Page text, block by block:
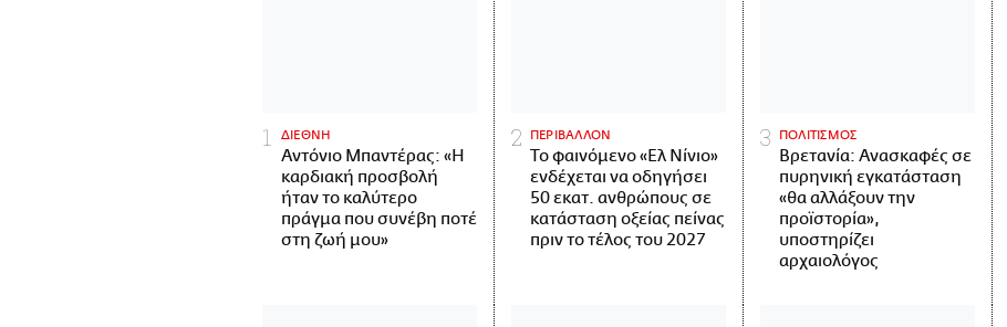
ΔΙΕΘΝΗ
Αντόνιο Μπαντέρας: «Η
καρδιακή προσβολή
ήταν το καλύτερο
πράγμα που συνέβη ποτέ
στη ζωή μου»
ΠΕΡΙΒΑΛΛΟΝ
Το φαινόμενο «Ελ Νίνιο»
ενδέχεται να οδηγήσει
50 εκατ. ανθρώπους σε
κατάσταση οξείας πείνας
πριν το τέλος του 2027
ΠΟΛΙΤΙΣΜΟΣ
Βρετανία: Ανασκαφές σε
πυρηνική εγκατάσταση
«θα αλλάξουν την
προϊστορία»,
υποστηρίζει
αρχαιολόγος